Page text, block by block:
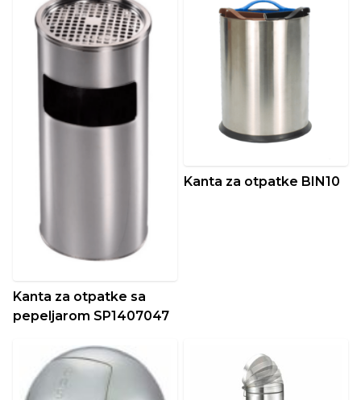
Kanta za otpatke sa
pepeljarom SP1407047
Kanta za otpatke BIN10